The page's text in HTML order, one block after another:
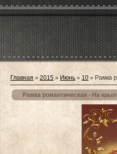
Главная » 2015 » Июнь » 10 » Рамка
Рамка романтическая - На